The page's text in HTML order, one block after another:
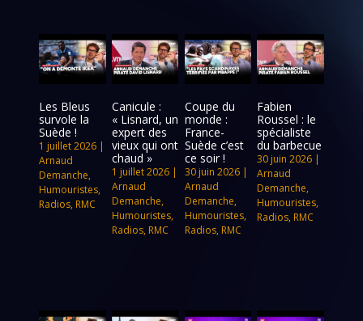
Les Bleus
survole la
Suède !
1 juillet 2026 |
Arnaud
Demanche,
Humouristes,
Radios, RMC
Canicule :
« Lisnard, un
expert des
vieux qui ont
chaud »
1 juillet 2026|
Arnaud
Demanche,
Humouristes,
Radios, RMC
Coupe du
monde :
France-
Suède c’est
ce soir !
30 juin 2026|
Arnaud
Demanche,
Humouristes,
Radios, RMC
Fabien
Roussel : le
spécialiste
du barbecue
30 juin 2026 |
Arnaud
Demanche,
Humouristes,
Radios, RMC